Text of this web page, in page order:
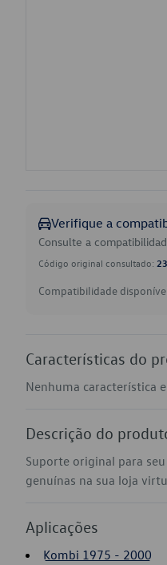
Verifique a
Consulte a
Código original consultado:
Compatibilidade
Características do
Nenhuma característica
Descrição do
Suporte original para
genuínas na sua loja
Aplicações
Kombi 1975 - 2000